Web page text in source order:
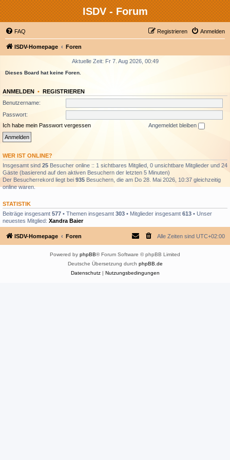
ISDV - Forum
FAQ Anmelden
Registrieren
ISDV-Homepage Foren
Aktuelle Zeit: Fr 7. Aug 2026, 00:49
Dieses Board hat keine Foren.
ANMELDEN • REGISTRIEREN
Benutzername:
Passwort:
Ich habe mein Passwort vergessen
Angemeldet bleiben
WER IST ONLINE?
Insgesamt sind 25 Besucher online :: 1 sichtbares Mitglied, 0 unsichtbare Mitglieder und 24
Gäste (basierend auf den aktiven Besuchern der letzten 5 Minuten)
Der Besucherrekord liegt bei 935 Besuchern, die am Do 28. Mai 2026, 10:37 gleichzeitig
online waren.
STATISTIK
Beiträge insgesamt 577 • Themen insgesamt 303 • Mitglieder insgesamt 613 • Unser
neuestes Mitglied: Xandra Baier
ISDV-Homepage Foren Alle Zeiten sind UTC+02:00
Powered by phpBB® Forum Software © phpBB Limited
Deutsche Übersetzung durch phpBB.de
Datenschutz| Nutzungsbedingungen